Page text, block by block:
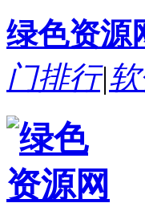
绿色资源
门排行|